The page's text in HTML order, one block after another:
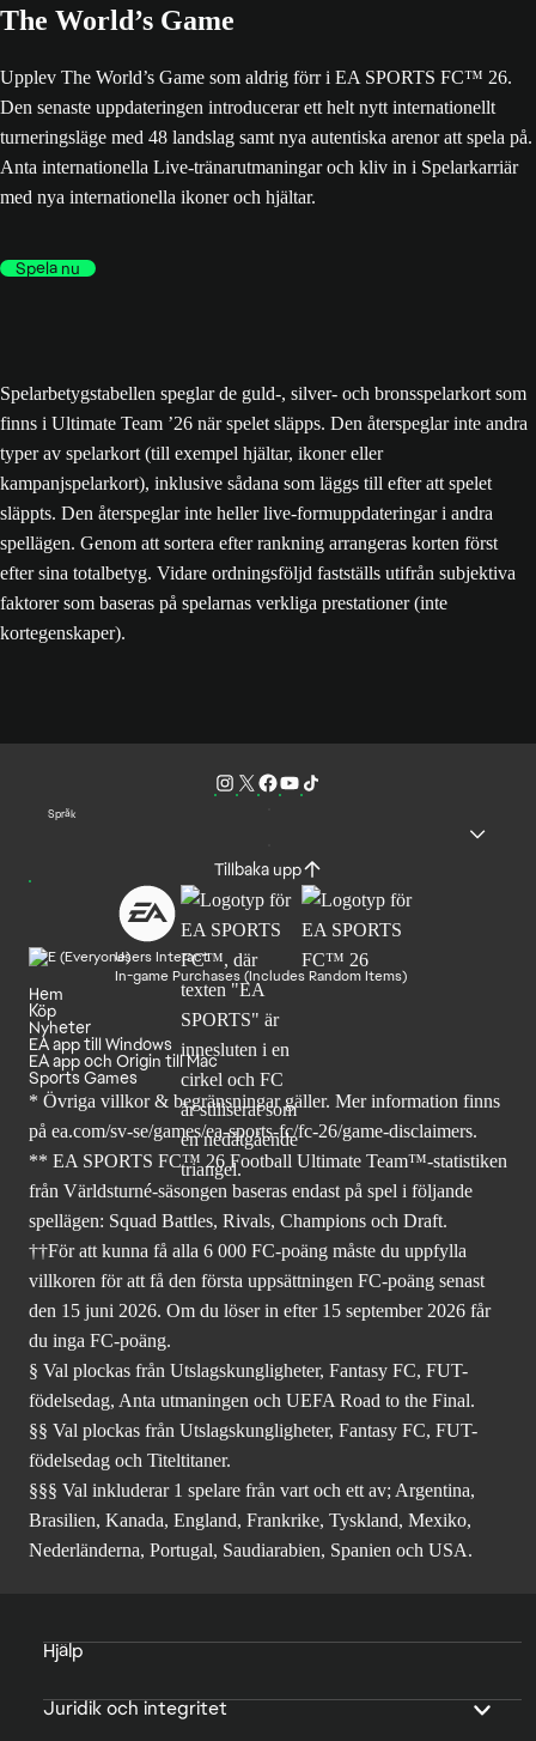
The World’s Game
Upplev The World’s Game som aldrig förr i EA SPORTS FC™ 26.
Den senaste uppdateringen introducerar ett helt nytt internationellt
turneringsläge med 48 landslag samt nya autentiska arenor att spela på.
Anta internationella Live-tränarutmaningar och kliv in i Spelarkarriär
med nya internationella ikoner och hjältar.
Spela nu
Spelarbetygstabellen speglar de guld-, silver- och bronsspelarkort som
finns i Ultimate Team ’26 när spelet släpps. Den återspeglar inte andra
typer av spelarkort (till exempel hjältar, ikoner eller
kampanjspelarkort), inklusive sådana som läggs till efter att spelet
släppts. Den återspeglar inte heller live-formuppdateringar i andra
spellägen. Genom att sortera efter rankning arrangeras korten först
efter sina totalbetyg. Vidare ordningsföljd fastställs utifrån subjektiva
faktorer som baseras på spelarnas verkliga prestationer (inte
kortegenskaper).
Språk
Tillbaka upp
Users Interact
In-game Purchases (Includes Random Items)
Hem
Köp
Nyheter
EA app till Windows
EA app och Origin till Mac
Sports Games
* Övriga villkor & begränsningar gäller. Merinformation finns
på ea.com/sv-se/games/ea-sports-fc/fc-26/game-disclaimers.
** EA SPORTS FC™ 26 Football Ultimate Team™-statistiken
från Världsturné-säsongen baseras endast på spel i följande
spellägen: Squad Battles, Rivals, Champions och Draft.
††För att kunna få alla 6 000 FC-poäng måste du uppfylla
villkoren för att få den första uppsättningen FC-poäng senast
den 15 juni 2026. Om du löser in efter 15 september 2026 får
du inga FC-poäng.
§ Val plockas från Utslagskungligheter, Fantasy FC, FUT-
födelsedag, Anta utmaningen och UEFA Road to the Final.
§§ Val plockas från Utslagskungligheter, Fantasy FC, FUT-
födelsedag och Titeltitaner.
§§§ Val inkluderar 1 spelare från vart och ett av; Argentina,
Brasilien, Kanada, England, Frankrike, Tyskland, Mexiko,
Nederländerna, Portugal, Saudiarabien, Spanien och USA.
Hjälp
Juridik och integritet